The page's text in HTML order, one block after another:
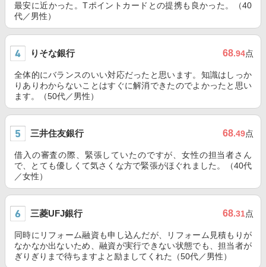
最安に近かった。Tポイントカードとの提携も良かった。（40
代／男性）
りそな銀行 68.94点
全体的にバランスのいい対応だったと思います。知識はしっか
りありわからないことはすぐに解消できたのでよかったと思い
ます。（50代／男性）
三井住友銀行 68.49点
借入の審査の際、緊張していたのですが、女性の担当者さん
で、とても優しくて気さくな方で緊張がほぐれました。（40代
／女性）
三菱UFJ銀行 68.31点
同時にリフォーム融資も申し込んだが、リフォーム見積もりが
なかなか出ないため、融資が実行できない状態でも、担当者が
ぎりぎりまで待ちますよと励ましてくれた（50代／男性）